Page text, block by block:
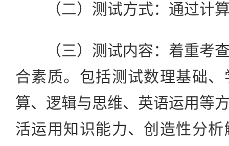
（二）测试方式：通过计算
（三）测试内容：着重考查
合素质。包括测试数理基础
算、逻辑与思维、英语运用等
活运用知识能力、创造性分